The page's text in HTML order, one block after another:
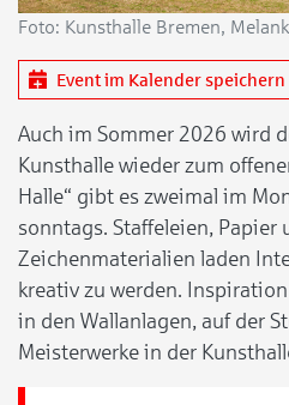
Foto: Kunsthalle Bremen,
Event im Kalender speichern
Auch im Sommer 2026 wird
Kunsthalle wieder zum
Halle“ gibt es zweimal im
sonntags. Staffeleien, Papier
Zeichenmaterialien laden
kreativ zu werden.
in den Wallanlagen, auf der
Meisterwerke in der